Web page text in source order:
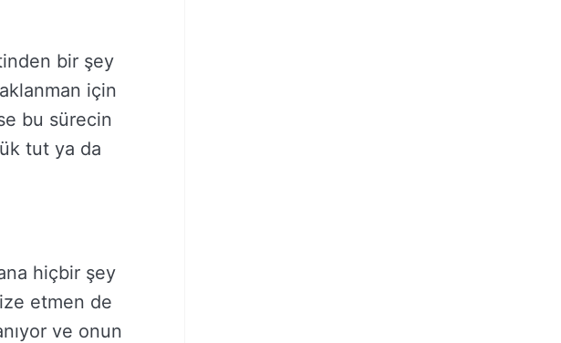
bir şey
için
bu sürecin
tut ya da
hiçbir şey
etmen de
ve onun